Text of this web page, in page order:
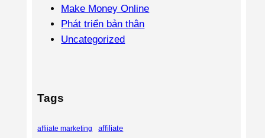
Make Money Online
Phát triển bản thân
Uncategorized
Tags
affiiate marketing affiliate